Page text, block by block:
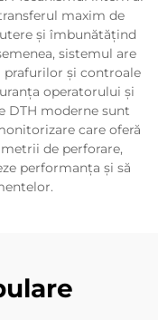
maxim de
și îmbunătățind
sistemul are
și controale
operatorului și
DTH moderne sunt
care oferă
de perforare,
performanța și să